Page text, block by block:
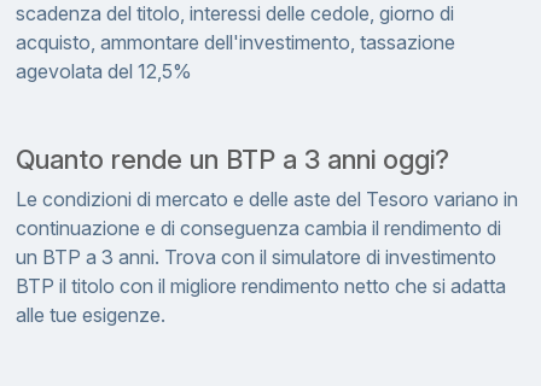
scadenza del titolo, interessi delle cedole, giorno di
acquisto, ammontare dell'investimento, tassazione
agevolata del 12,5%
Quanto rende un BTP a 3 anni oggi?
Le condizioni di mercato e delle aste del Tesoro variano in
continuazione e di conseguenza cambia il rendimento di
un BTP a 3 anni. Trova con il simulatore di investimento
BTP il titolo con il migliore rendimento netto che si adatta
alle tue esigenze.